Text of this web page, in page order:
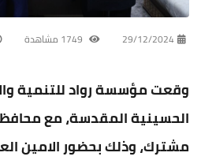
29/12/2024
وقعت مؤسسة رواد للتنمية
الحسينية المقدسة، مع
مشترك، وذلك بحضور الامين